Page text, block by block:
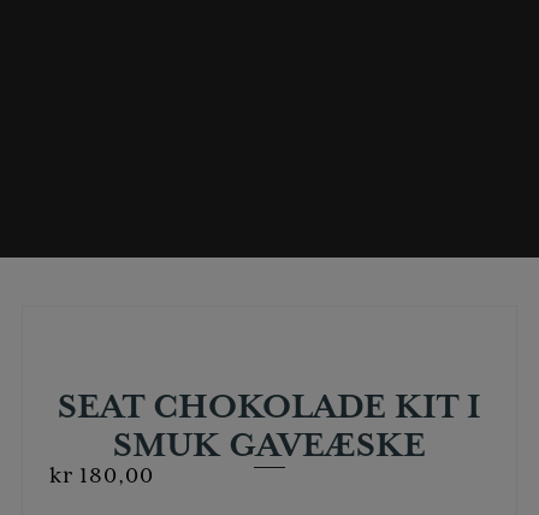
SEAT CHOKOLADE KIT I
SMUK GAVEÆSKE
kr 180,00